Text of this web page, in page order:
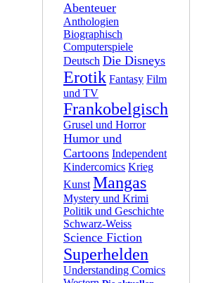
Abenteuer
Anthologien
Biographisch
Computerspiele
Deutsch Die Disneys
Erotik Fantasy Film
und TV
Frankobelgisch
Grusel und Horror
Humor und
Cartoons Independent
Kindercomics Krieg
Kunst Mangas
Mystery und Krimi
Politik und Geschichte
Schwarz-Weiss
Science Fiction
Superhelden
Understanding Comics